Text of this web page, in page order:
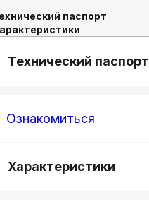
паспорт
Технический паспорт
Ознакомиться
Характеристики